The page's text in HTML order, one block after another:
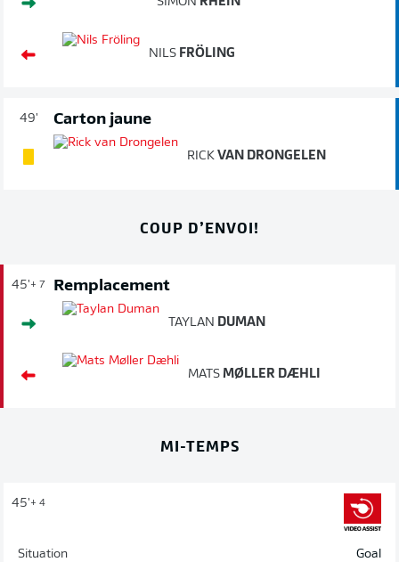
NILS FRÖLING
49' Carton jaune
RICK VAN DRONGELEN
COUP D’ENVOI!
45'+ 7 Remplacement
TAYLAN DUMAN
MATS MØLLER DÆHLI
MI-TEMPS
45'+ 4
Situation Goal